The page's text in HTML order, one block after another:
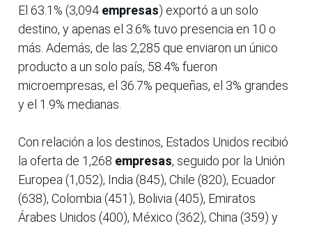
El 63.1% (3,094 empresas) exportó a un solo
destino, y apenas el 3.6% tuvo presencia en 10 o
más. Además, de las 2,285 que enviaron un único
producto a un solo país, 58.4% fueron
microempresas, el 36.7% pequeñas, el 3% grandes
y el 1.9% medianas.
Con relación a los destinos, Estados Unidos recibió
la oferta de 1,268 empresas, seguido por la Unión
Europea (1,052), India (845), Chile (820), Ecuador
(638), Colombia (451), Bolivia (405), Emiratos
Árabes Unidos (400), México (362), China (359) y